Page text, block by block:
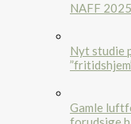
NAFF
Nyt studie
Gamle